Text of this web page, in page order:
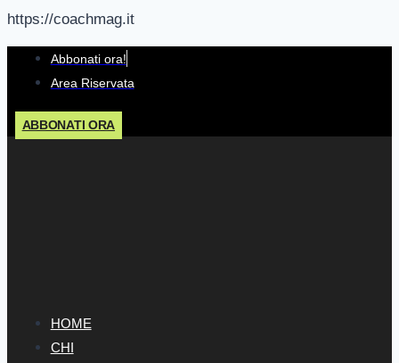
https://coachmag.it
Salta
contenuto
Abbonati ora!
Area Riservata
ABBONATI ORA
HOME
CHI